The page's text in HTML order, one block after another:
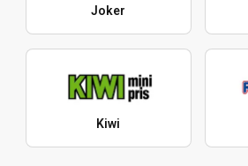
Joker
Kiwi